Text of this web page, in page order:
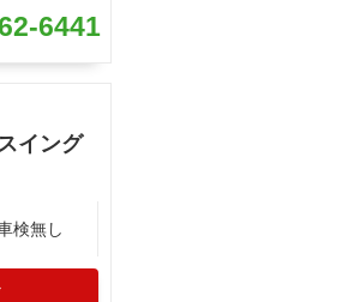
6441
イング
検無し